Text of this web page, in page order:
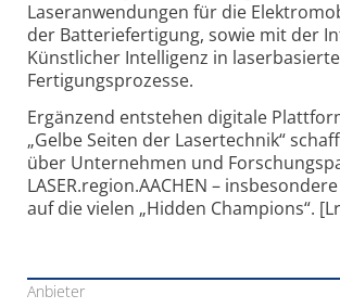
Laseranwendungen für die
der Batteriefertigung, sowie mit der
Künstlicher Intelligenz in laserbasierte
Fertigungsprozesse.
Ergänzend entstehen digitale
„Gelbe Seiten der Lasertechnik“
über Unternehmen und
LASER.region.AACHEN –
auf die vielen „Hidden Champions“.
Anbieter